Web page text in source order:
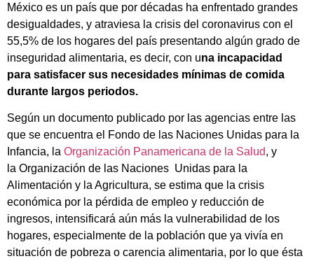
México es un país que por décadas ha enfrentado grandes
desigualdades, y atraviesa la crisis del coronavirus con el
55,5% de los hogares del país presentando algún grado de
inseguridad alimentaria, es decir, con una incapacidad
para satisfacer sus necesidades mínimas de comida
durante largos periodos.
Según un documento publicado por las agencias entre las
que se encuentra el Fondo de las Naciones Unidas para la
Infancia, la Organización Panamericana de la Salud, y
la Organización de las Naciones Unidas para la
Alimentación y la Agricultura, se estima que la crisis
económica por la pérdida de empleo y reducción de
ingresos, intensificará aún más la vulnerabilidad de los
hogares, especialmente de la población que ya vivía en
situación de pobreza o carencia alimentaria, por lo que ésta